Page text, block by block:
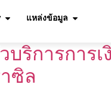
แหล่งข้อมูลBettr
ริการการ
ซิล